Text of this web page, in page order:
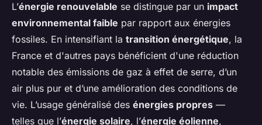
L’énergie renouvelable se distingue par un impact
environnemental faible par rapport aux énergies
fossiles. En intensifiant la transition énergétique, la
France et d'autres pays bénéficient d'une réduction
notable des émissions de gaz à effet de serre, d’un
air plus pur et d’une amélioration des conditions de
vie. L’usage généralisé des énergies propres —
telles que l’énergie solaire, l’énergie éolienne,